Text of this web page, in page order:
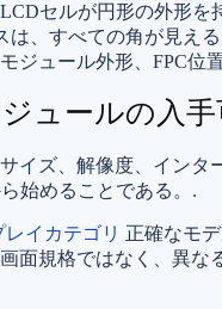
セルが円形の外形
は、すべての角が見え
ジュール外形、FPC位
ュールの入
イズ、解像度、イン
始めることである。.
イカテゴリ 正確なモ
面規格ではなく、異